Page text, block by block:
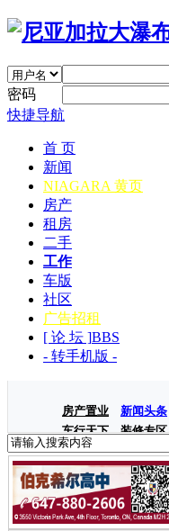
密码
快捷导航
首 页
新闻
NIAGARA 黄页
房产
租房
二手
工作
车版
社区
广告招租
[ 论 坛 ]BBS
- 转手机版 -
房产置业 新闻头条
车行天下
装修专区